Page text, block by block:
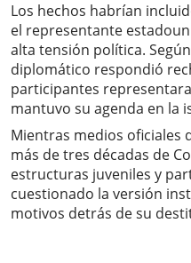
Los hechos habrían
el representante
alta tensión política.
diplomático respondió
participantes
mantuvo su agenda en la
Mientras medios oficiales
más de tres décadas de
estructuras juveniles y
cuestionado la versión
motivos detrás de su